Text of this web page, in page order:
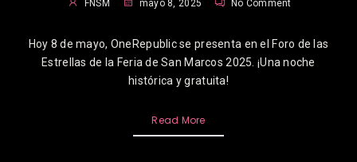
FNSM mayo 8, 2025 No Comment
Hoy 8 de mayo, OneRepublic se presenta en el Foro de las
Estrellas de la Feria de San Marcos 2025. ¡Una noche
histórica y gratuita!
Read More